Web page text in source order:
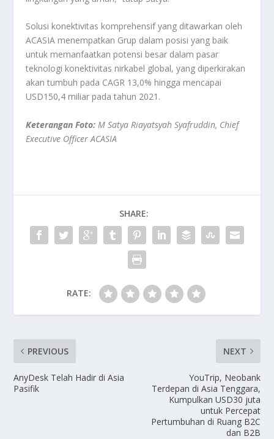
Solusi konektivitas komprehensif yang ditawarkan oleh
ACASIA menempatkan Grup dalam posisi yang baik
untuk memanfaatkan potensi besar dalam pasar
teknologi konektivitas nirkabel global, yang diperkirakan
akan tumbuh pada CAGR 13,0% hingga mencapai
USD150,4 miliar pada tahun 2021.
Keterangan Foto: M Satya Riayatsyah Syafruddin, Chief
Executive Officer ACASIA
SHARE:
RATE:
PREVIOUS
AnyDesk Telah Hadir di Asia
Pasifik
NEXT
YouTrip, Neobank
Terdepan di Asia Tenggara,
Kumpulkan USD30 juta
untuk Percepat
Pertumbuhan di Ruang B2C
dan B2B